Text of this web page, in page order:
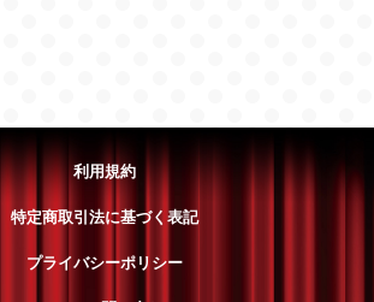
利用規約
特定商取引法に基づく表記
プライバシーポリシー